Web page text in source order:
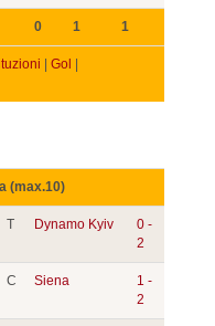
0 1 1
Gol
(max.10)
T Dynamo Kyiv
0 -
2
C Siena
1 -
2